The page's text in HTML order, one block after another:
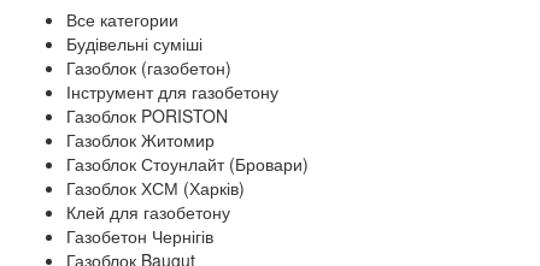
Все категории
Будівельні суміші
Газоблок (газобетон)
Інструмент для газобетону
Газоблок PORISTON
Газоблок Житомир
Газоблок Стоунлайт (Бровари)
Газоблок ХСМ (Харків)
Клей для газобетону
Газобетон Чернігів
Газоблок Baugut